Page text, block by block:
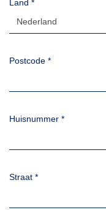
Land *
Nederland
Postcode *
Huisnummer *
Straat *